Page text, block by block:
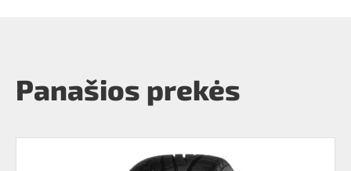
Panašios prekės